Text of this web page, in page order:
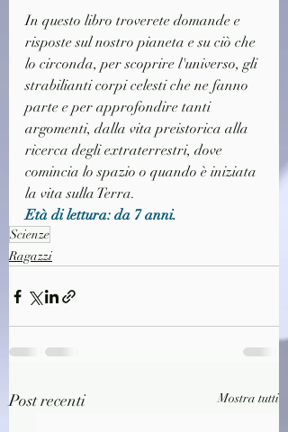
In questo libro troverete domande e
risposte sul nostro pianeta e su ciò che
lo circonda, per scoprire l'universo, gli
strabilianti corpi celesti che ne fanno
parte e per approfondire tanti
argomenti, dalla vita preistorica alla
ricerca degli extraterrestri, dove
comincia lo spazio o quando è iniziata
la vita sulla Terra.
Età di lettura: da 7 anni.
Scienze
Ragazzi
Post recenti Mostra tutti